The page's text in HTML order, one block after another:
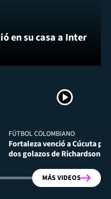
en su casa a Inter
FÚTBOL COLOMBIANO
Fortaleza venció a Cúcuta por
dos golazos de Richardson
MÁS VIDEOS